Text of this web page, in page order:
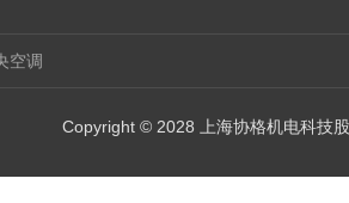
空调
Copyright © 2028 上海协格机电科技